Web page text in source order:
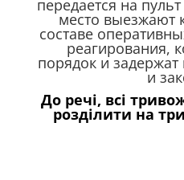
передается на
место выезжают
составе
реагирования,
порядок и
и
До речі, всі
розділити на